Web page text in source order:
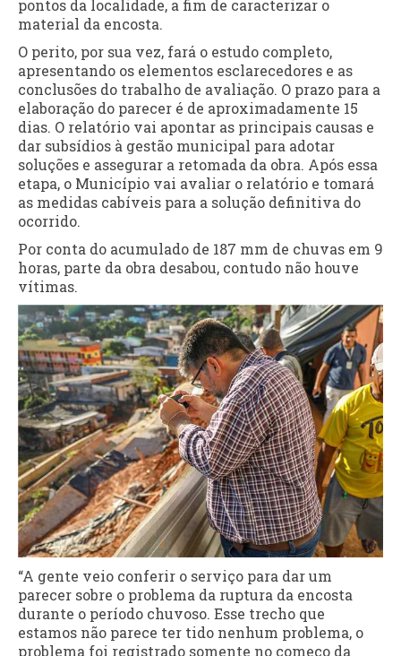
pontos da localidade, a fim de caracterizar o
material da encosta.
O perito, por sua vez, fará o estudo completo,
apresentando os elementos esclarecedores e as
conclusões do trabalho de avaliação. O prazo para a
elaboração do parecer é de aproximadamente 15
dias. O relatório vai apontar as principais causas e
dar subsídios à gestão municipal para adotar
soluções e assegurar a retomada da obra. Após essa
etapa, o Município vai avaliar o relatório e tomará
as medidas cabíveis para a solução definitiva do
ocorrido.
Por conta do acumulado de 187 mm de chuvas em 9
horas, parte da obra desabou, contudo não houve
vítimas.
“A gente veio conferir o serviço para dar um
parecer sobre o problema da ruptura da encosta
durante o período chuvoso. Esse trecho que
estamos não parece ter tido nenhum problema, o
problema foi registrado somente no começo da